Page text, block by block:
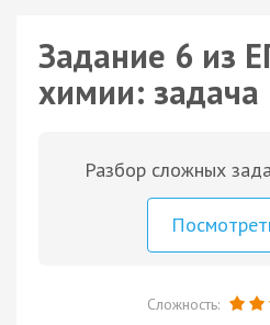
Задание 6 из
химии: задача
Разбор сложных
Сложность: